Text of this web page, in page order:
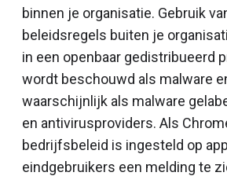
binnen je organisatie. Gebruik
beleidsregels buiten je
in een openbaar gedistribueerd
wordt beschouwd als malware
waarschijnlijk als malware
en antivirusproviders. Als
bedrijfsbeleid is ingesteld op
eindgebruikers een melding te